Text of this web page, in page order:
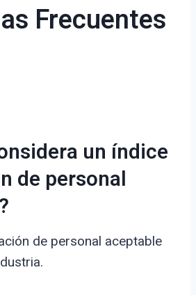
Frecuentes
un índice
de personal
de personal aceptable